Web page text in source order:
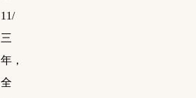
11/
三
年，
全